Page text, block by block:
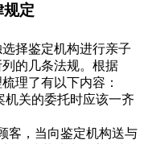
规定
择鉴定机构进行亲子
的几条法规。根据
理了有以下内容：
机关的委托时应该一齐
客，当向鉴定机构送与